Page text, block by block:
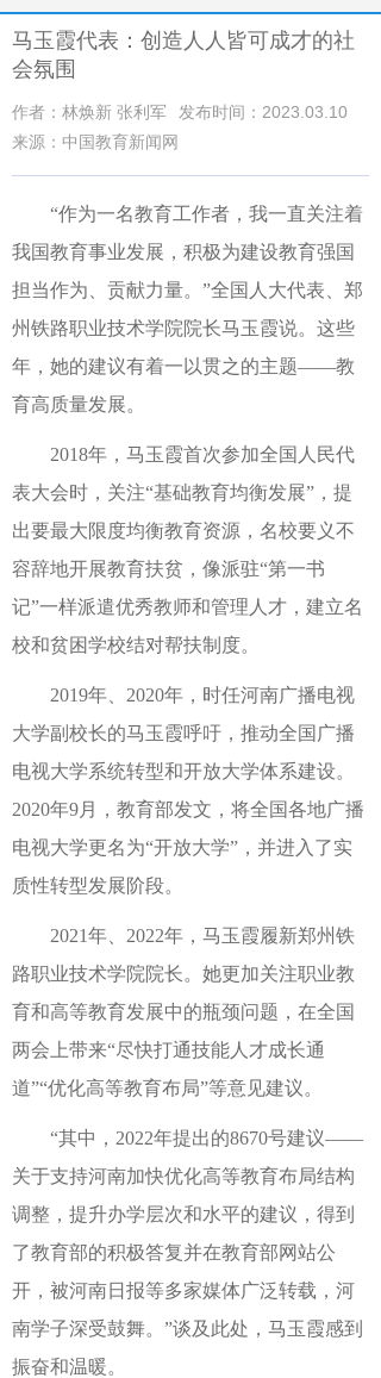
马玉霞代表：创造人人皆可成才的社
会氛围
作者：林焕新 张利军
发布时间：2023.03.10
来源：中国教育新闻网
“作为一名教育工作者，我一直关注着
我国教育事业发展，积极为建设教育强国
担当作为、贡献力量。”全国人大代表、郑
州铁路职业技术学院院长马玉霞说。这些
年，她的建议有着一以贯之的主题——教
育高质量发展。
2018年，马玉霞首次参加全国人民代
表大会时，关注“基础教育均衡发展”，提
出要最大限度均衡教育资源，名校要义不
容辞地开展教育扶贫，像派驻“第一书
记”一样派遣优秀教师和管理人才，建立名
校和贫困学校结对帮扶制度。
2019年、2020年，时任河南广播电视
大学副校长的马玉霞呼吁，推动全国广播
电视大学系统转型和开放大学体系建设。
2020年9月，教育部发文，将全国各地广播
电视大学更名为“开放大学”，并进入了实
质性转型发展阶段。
2021年、2022年，马玉霞履新郑州铁
路职业技术学院院长。她更加关注职业教
育和高等教育发展中的瓶颈问题，在全国
两会上带来“尽快打通技能人才成长通
道”“优化高等教育布局”等意见建议。
“其中，2022年提出的8670号建议——
关于支持河南加快优化高等教育布局结构
调整，提升办学层次和水平的建议，得到
了教育部的积极答复并在教育部网站公
开，被河南日报等多家媒体广泛转载，河
南学子深受鼓舞。”谈及此处，马玉霞感到
振奋和温暖。